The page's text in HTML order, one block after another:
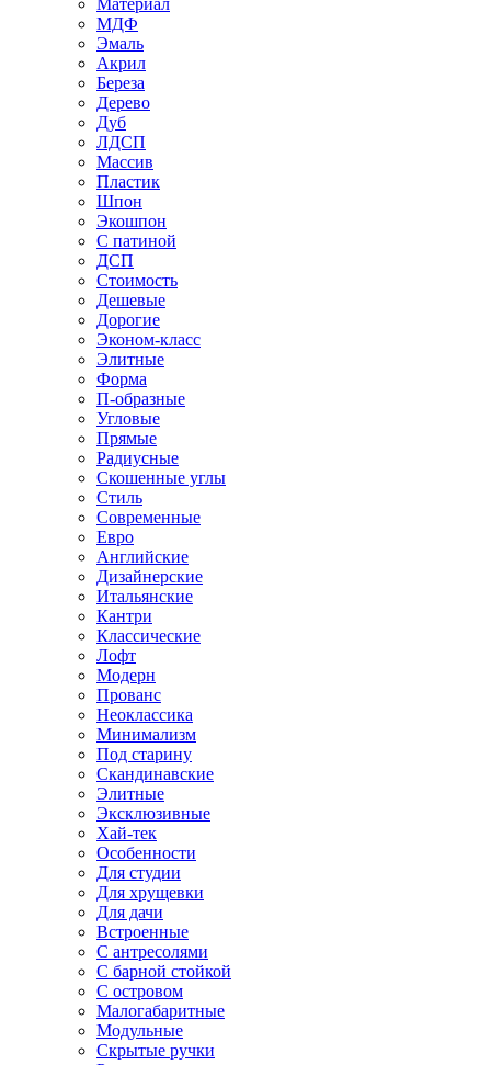
Материал
МДФ
Эмаль
Акрил
Береза
Дерево
Дуб
ЛДСП
Массив
Пластик
Шпон
Экошпон
С патиной
ДСП
Стоимость
Дешевые
Дорогие
Эконом-класс
Элитные
Форма
П-образные
Угловые
Прямые
Радиусные
Скошенные углы
Стиль
Современные
Евро
Английские
Дизайнерские
Итальянские
Кантри
Классические
Лофт
Модерн
Прованс
Неоклассика
Минимализм
Под старину
Скандинавские
Элитные
Эксклюзивные
Хай-тек
Особенности
Для студии
Для хрущевки
Для дачи
Встроенные
С антресолями
С барной стойкой
С островом
Малогабаритные
Модульные
Скрытые ручки